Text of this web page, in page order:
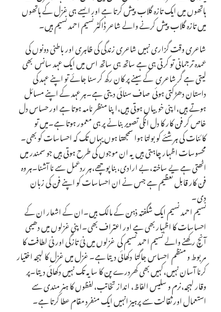
ہاتھوں میں ایک تازہ گلاب پیش کرتا ہے اور ایسے ہی غزل کے ہاتھوں
میں تازہ گلاب پیش کرنے والے شاعر ڈاکٹر نسیم احمد نسیم ہیں۔
شاعری وقت گزاری نہیں شاعری زندگی کی ظاہری اور باطنی دونوں کی
عمدہ ترجمانی تو کرتی ہی ہے ساتھ ہی ساتھ اس میں ایک عہد سانس بھی
لیتی ہے گر شاعری کے سینے پر کان رکھ کر سنا جائے تو اپنے عہد کی
داستان دھڑکتی ہوئی صاف سنائی دیتی ہے۔ہر عہد کے اپنے مسائل
ہوتے ہیں،اپنی خوبیاں ہوتی ہیں،اپنا منظر نامہ ہوتا ہے اور حساس دل
خاص کر فن کار کا دل انکی تصویر بنانے پر ہی معمور ہوتا ہے۔میں تو
کائنات کی ہر شئے کو بولتا ہوا سمجھتا ہوں یہاں تک کہ احساسات کو بھی۔
محسوسات اظہار چاہتی ہیں یہ ان موجوں کی طرح ہوتی ہیں جو سمندر میں
اٹھتی ہے بے ساختہ،بے ارادی،بنا پوچھے،ہر ردعمل سے نا آشنا۔ہر وہ
فن کار قابل تعظیم ہے جس نے ان احساسات کو اپنے فن کی زبان
دی۔
نسیم احمد نسیم ایک شگفتہ ذہن کے مالک ہیں۔ان کے اشعار ان کے
احساسات کا اظہار بھی ہے اور اعتراف بھی۔اپنی غزلوں میں دھیمی
آنچ رکھنے والے نسیم احمد نسیم کی غزلوں میں نئ تازگی اور نئ لطافت کا
مربوط و منظم احساس جاگتا دکھائی دیتا ہے۔ غزل میں غزل کا لہجہ اختیار
کرنا آسان نہیں،کہیں بھی کھردرے پن کا سایہ تک نہیں دکھائی دیتا۔پر
وقار لہجہ،نرم و سلیس الفاظ، انداز تخاتب،لفظوں کا ہنر مندی سے
استعمال اور ثقالت سے پرہیز انہیں ایک منفرد مقام عطا کرتا ہے۔